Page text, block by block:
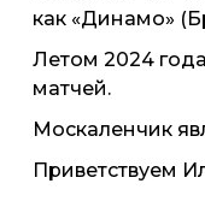
как «Динамо»
Летом 2024
матчей.
Москаленчик
Приветствуем